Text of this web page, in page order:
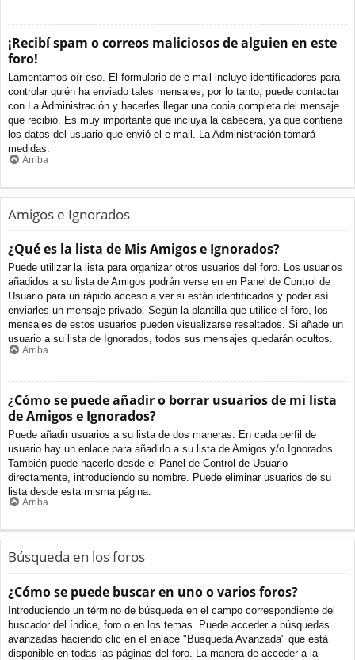
¡Recibí spam o correos maliciosos de alguien en este
foro!
Lamentamos oír eso. El formulario de e-mail incluye identificadores para
controlar quién ha enviado tales mensajes, por lo tanto, puede contactar
con La Administración y hacerles llegar una copia completa del mensaje
que recibió. Es muy importante que incluya la cabecera, ya que contiene
los datos del usuario que envió el e-mail. La Administración tomará
medidas.
Arriba
Amigos e Ignorados
¿Qué es la lista de Mis Amigos e Ignorados?
Puede utilizar la lista para organizar otros usuarios del foro. Los usuarios
añadidos a su lista de Amigos podrán verse en en Panel de Control de
Usuario para un rápido acceso a ver si están identificados y poder así
enviarles un mensaje privado. Según la plantilla que utilice el foro, los
mensajes de estos usuarios pueden visualizarse resaltados. Si añade un
usuario a su lista de Ignorados, todos sus mensajes quedarán ocultos.
Arriba
¿Cómo se puede añadir o borrar usuarios de mi lista
de Amigos e Ignorados?
Puede añadir usuarios a su lista de dos maneras. En cada perfil de
usuario hay un enlace para añadirlo a su lista de Amigos y/o Ignorados.
También puede hacerlo desde el Panel de Control de Usuario
directamente, introduciendo su nombre. Puede eliminar usuarios de su
lista desde esta misma página.
Arriba
Búsqueda en los foros
¿Cómo se puede buscar en uno o varios foros?
Introduciendo un término de búsqueda en el campo correspondiente del
buscador del índice, foro o en los temas. Puede acceder a búsquedas
avanzadas haciendo clic en el enlace "Búsqueda Avanzada" que está
disponible en todas las páginas del foro. La manera de acceder a la